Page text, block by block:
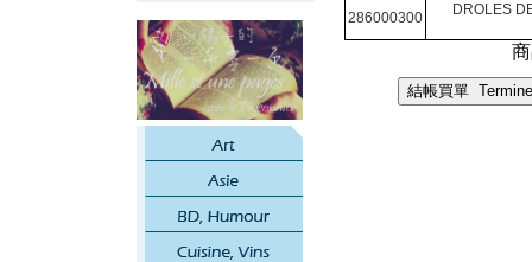
286000300 DROLES